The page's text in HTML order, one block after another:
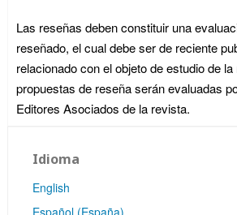
Las reseñas deben constituir una
reseñado, el cual debe ser de reciente
relacionado con el objeto de estudio de
propuestas de reseña serán evaluadas
Editores Asociados de la revista.
Idioma
English
Español (España)